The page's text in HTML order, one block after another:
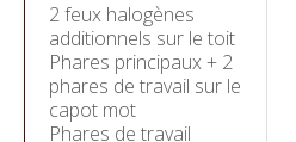
2 feux halogènes
additionnels sur le toit
Phares principaux + 2
phares de travail sur le
capot mot
Phares de travail